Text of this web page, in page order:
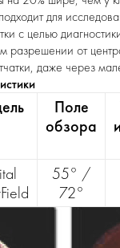
для
с целью
разрешении от
даже через
Поле
обзора
55° /
72°